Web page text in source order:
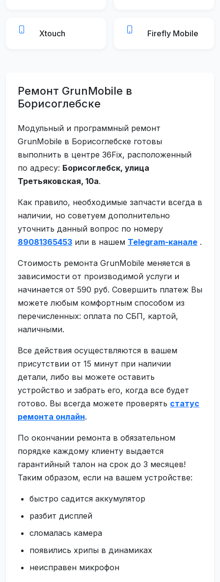
Xtouch Firefly Mobile
Ремонт GrunMobile в
Борисоглебске
Модульный и программный ремонт
GrunMobile в Борисоглебске готовы
выполнить в центре 36Fix, расположенный
по адресу: Борисоглебск, улица
Третьяковская, 10а.
Как правило, необходимые запчасти всегда в
наличии, но советуем дополнительно
уточнить данный вопрос по номеру
89081365453 или в нашем Telegram-канале .
Стоимость ремонта GrunMobile меняется в
зависимости от производимой услуги и
начинается от 590 руб. Совершить платеж Вы
можете любым комфортным способом из
перечисленных: оплата по СБП, картой,
наличными.
Все действия осуществляются в вашем
присутствии от 15 минут при наличии
детали, либо вы можете оставить
устройство и забрать его, когда все будет
готово. Вы всегда можете проверять статус
ремонта онлайн.
По окончании ремонта в обязательном
порядке каждому клиенту выдается
гарантийный талон на срок до 3 месяцев!
Таким образом, если на вашем устройстве:
быстро садится аккумулятор
разбит дисплей
сломалась камера
появились хрипы в динамиках
неисправен микрофон